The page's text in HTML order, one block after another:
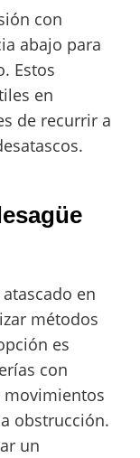
con
abajo para
Estos
en
de recurrir a
en
métodos
es
con
movimientos
obstrucción.
un